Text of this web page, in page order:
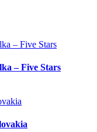
– Five Stars